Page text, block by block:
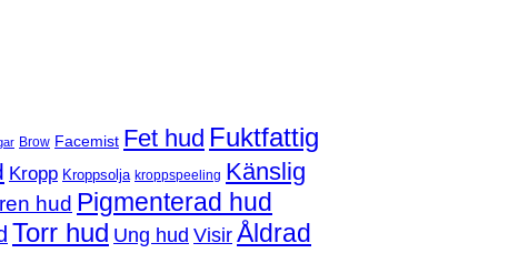
Brow Facemist Fet hud Fuktfattig
Kropp Kroppsolja kroppspeeling Känslig
hud Pigmenterad hud
Torr hud Ung hud VisirÅldrad